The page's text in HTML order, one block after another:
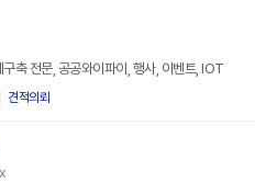
축 전문, 공공와이파이, 행사, 이벤트, IOT
견적의뢰